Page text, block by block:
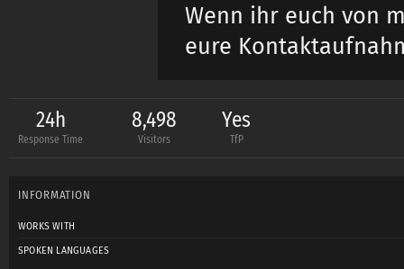
Wenn ihr euch von
eure
24h
Response Time
8,498
Visitors
Yes
TfP
INFORMATION
WORKS WITH
SPOKEN LANGUAGES